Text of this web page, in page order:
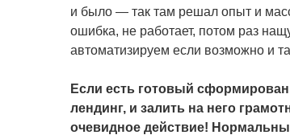
и было — так там решал опыт и
ошибка, не работает, потом раз
автоматизируем если возможно и
Если есть готовый
лендинг, и залить на него
очевидное действие!